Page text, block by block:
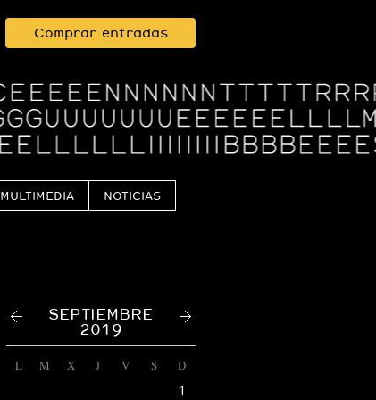
Comprar entradas
MULTIMEDIA NOTICIAS
SEPTIEMBRE
2019
L M X J V S
D
1